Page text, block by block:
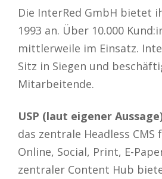
Die InterRed GmbH bietet
1993 an. Über 10.000
mittlerweile im Einsatz.
Sitz in Siegen und
Mitarbeitende.
USP (laut eigener
das zentrale Headless CMS
Online, Social, Print, E-
zentraler Content Hub